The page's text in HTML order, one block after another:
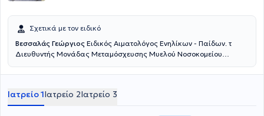
Σχετικά με τον ειδικό
Βεσσαλάς Γεώργιος Ειδικός Αιματολόγος Ενηλίκων - Παίδων. τ
Διευθυντής Μονάδας Μεταμόσχευσης Μυελού Νοσοκομείου
Ιατρείο 1Ιατρείο 2Ιατρείο 3